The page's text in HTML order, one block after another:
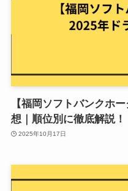
【福岡ソフトバンクホ
想｜順位別に徹底解説！
2025年10月17日